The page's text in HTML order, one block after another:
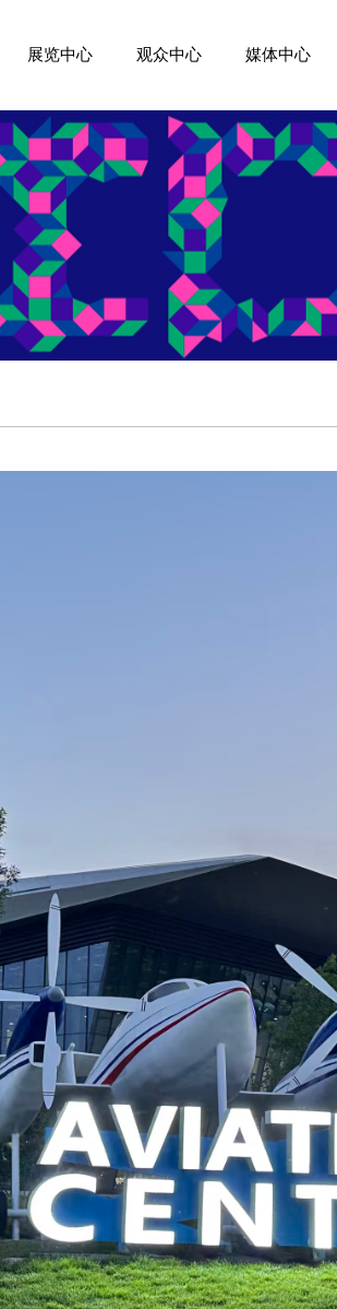
展览中心 观众中心 媒体中心